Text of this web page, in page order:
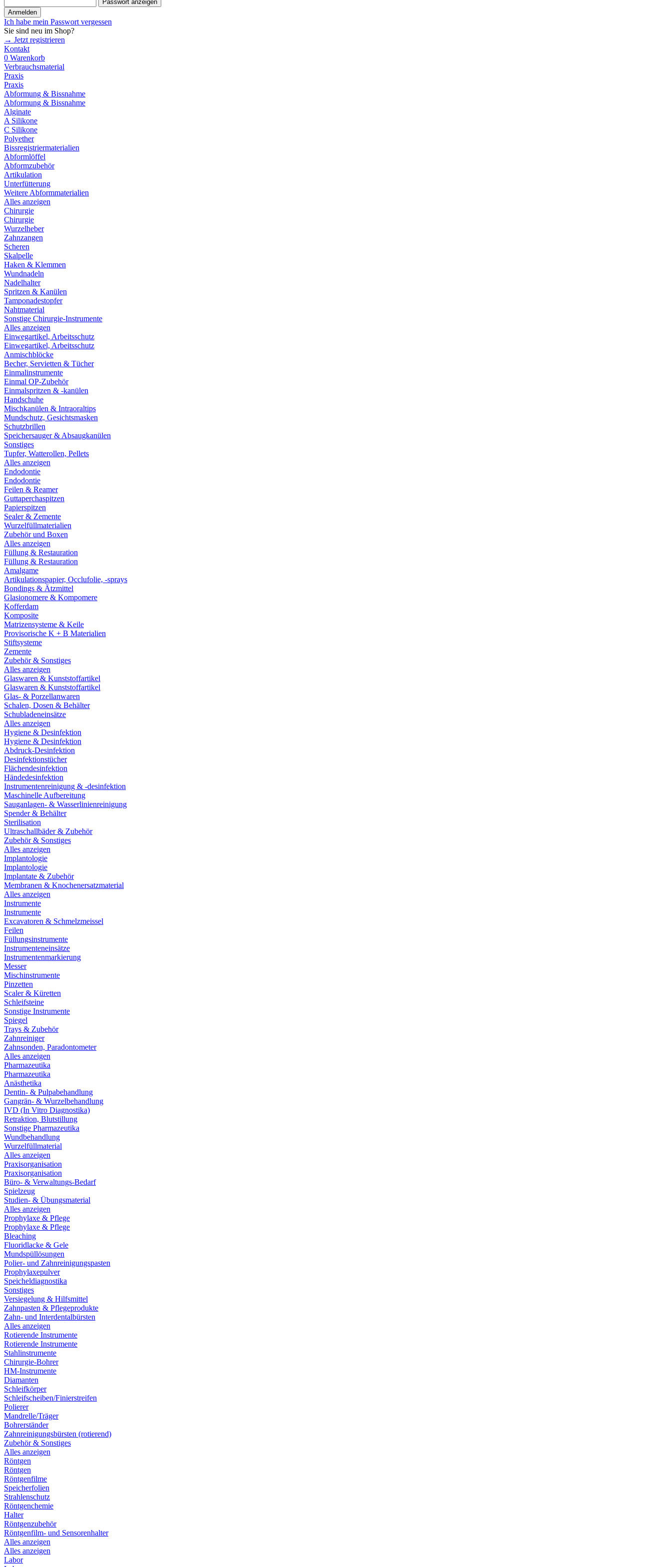
Passwort anzeigen
Anmelden
Ich habe mein Passwort vergessen
Sie sind neu im Shop?
→ Jetzt registrieren
Kontakt
0 Warenkorb
Verbrauchsmaterial
Praxis
Praxis
Abformung & Bissnahme
Abformung & Bissnahme
Alginate
A Silikone
C Silikone
Polyether
Bissregistriermaterialien
Abformlöffel
Abformzubehör
Artikulation
Unterfütterung
Weitere Abformmaterialien
Alles anzeigen
Chirurgie
Chirurgie
Wurzelheber
Zahnzangen
Scheren
Skalpelle
Haken & Klemmen
Wundnadeln
Nadelhalter
Spritzen & Kanülen
Tamponadestopfer
Nahtmaterial
Sonstige Chirurgie-Instrumente
Alles anzeigen
Einwegartikel, Arbeitsschutz
Einwegartikel, Arbeitsschutz
Anmischblöcke
Becher, Servietten & Tücher
Einmalinstrumente
Einmal OP-Zubehör
Einmalspritzen & -kanülen
Handschuhe
Mischkanülen & Intraoraltips
Mundschutz, Gesichtsmasken
Schutzbrillen
Speichersauger & Absaugkanülen
Sonstiges
Tupfer, Watterollen, Pellets
Alles anzeigen
Endodontie
Endodontie
Feilen & Reamer
Guttaperchaspitzen
Papierspitzen
Sealer & Zemente
Wurzelfüllmaterialien
Zubehör und Boxen
Alles anzeigen
Füllung & Restauration
Füllung & Restauration
Amalgame
Artikulationspapier, Occlufolie, -sprays
Bondings & Ätzmittel
Glasionomere & Kompomere
Kofferdam
Komposite
Matrizensysteme & Keile
Provisorische K + B Materialien
Stiftsysteme
Zemente
Zubehör & Sonstiges
Alles anzeigen
Glaswaren & Kunststoffartikel
Glaswaren & Kunststoffartikel
Glas- & Porzellanwaren
Schalen, Dosen & Behälter
Schubladeneinsätze
Alles anzeigen
Hygiene & Desinfektion
Hygiene & Desinfektion
Abdruck-Desinfektion
Desinfektionstücher
Flächendesinfektion
Händedesinfektion
Instrumentenreinigung & -desinfektion
Maschinelle Aufbereitung
Sauganlagen- & Wasserlinienreinigung
Spender & Behälter
Sterilisation
Ultraschallbäder & Zubehör
Zubehör & Sonstiges
Alles anzeigen
Implantologie
Implantologie
Implantate & Zubehör
Membranen & Knochenersatzmaterial
Alles anzeigen
Instrumente
Instrumente
Excavatoren & Schmelzmeissel
Feilen
Füllungsinstrumente
Instrumenteneinsätze
Instrumentenmarkierung
Messer
Mischinstrumente
Pinzetten
Scaler & Küretten
Schleifsteine
Sonstige Instrumente
Spiegel
Trays & Zubehör
Zahnreiniger
Zahnsonden, Paradontometer
Alles anzeigen
Pharmazeutika
Pharmazeutika
Anästhetika
Dentin- & Pulpabehandlung
Gangrän- & Wurzelbehandlung
IVD (In Vitro Diagnostika)
Retraktion, Blutstillung
Sonstige Pharmazeutika
Wundbehandlung
Wurzelfüllmaterial
Alles anzeigen
Praxisorganisation
Praxisorganisation
Büro- & Verwaltungs-Bedarf
Spielzeug
Studien- & Übungsmaterial
Alles anzeigen
Prophylaxe & Pflege
Prophylaxe & Pflege
Bleaching
Fluoridlacke & Gele
Mundspüllösungen
Polier- und Zahnreinigungspasten
Prophylaxepulver
Speicheldiagnostika
Sonstiges
Versiegelung & Hilfsmittel
Zahnpasten & Pflegeprodukte
Zahn- und Interdentalbürsten
Alles anzeigen
Rotierende Instrumente
Rotierende Instrumente
Stahlinstrumente
Chirurgie-Bohrer
HM-Instrumente
Diamanten
Schleifkörper
Schleifscheiben/Finierstreifen
Polierer
Mandrelle/Träger
Bohrerständer
Zahnreinigungsbürsten (rotierend)
Zubehör & Sonstiges
Alles anzeigen
Röntgen
Röntgen
Röntgenfilme
Speicherfolien
Strahlenschutz
Röntgenchemie
Halter
Röntgenzubehör
Röntgenfilm- und Sensorenhalter
Alles anzeigen
Alles anzeigen
Labor